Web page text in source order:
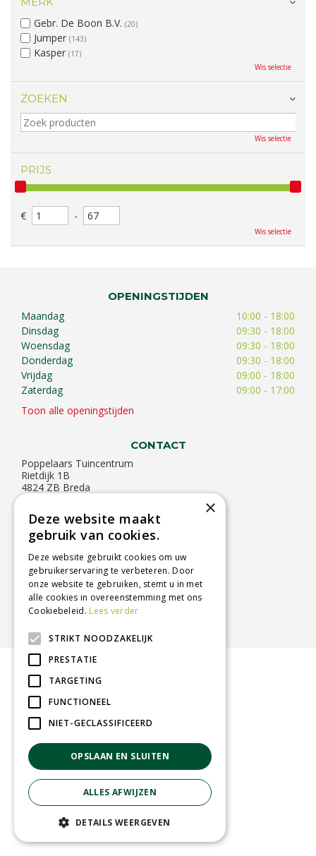
Gebr. De Boon B.V. (20)
Jumper (143)
Kasper (17)
Wis selectie
ZOEKEN
Wis selectie
PRIJS
€ -
Wis selectie
OPENINGSTIJDEN
Maandag
10:00 - 18:00
Dinsdag
09:30 - 18:00
Woensdag
09:30 - 18:00
Donderdag
09:30 - 18:00
Vrijdag
09:00 - 18:00
Zaterdag
09:00 - 17:00
Toon alle openingstijden
CONTACT
Poppelaars Tuincentrum
Rietdijk 1B
4824 ZB Breda
T: 076-5414624
E:info@poppelaarstuincentrum.nl
GEEF UW MENING
BETROUWBARE SERVICE
binnen 2 dagen ophalen!
Afhalen in tuincentrum
Betaal veilig
met iDeal - Wero
×
Deze website maakt
gebruik van cookies.
Deze website gebruikt cookies om uw
gebruikerservaring te verbeteren. Door
onze website te gebruiken, stemt u in met
alle cookies in overeenstemming met ons
Cookiebeleid. Lees verder
STRIKT NOODZAKELIJK
PRESTATIE
TARGETING
FUNCTIONEEL
NIET-GECLASSIFICEERD
OPSLAAN EN SLUITEN
ALLES AFWIJZEN
DETAILS WEERGEVEN